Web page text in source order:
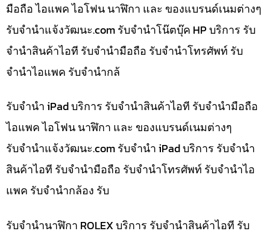
มือถือ ไอแพค ไอโฟน นาฬิกา และ ของแบรนด์เนมต่างๆ
รับจํานําแจ้งวัฒนะ.com รับจำนำโน๊ตบุ๊ค HP บริการ รับ
จำนำสินค้าไอที รับจำนำมือถือ รับจำนำโทรศัพท์ รับ
จำนำไอแพค รับจำนำกล้
รับจำนำ iPad บริการ รับจำนำสินค้าไอที รับจำนำมือถือ
ไอแพค ไอโฟน นาฬิกา และ ของแบรนด์เนมต่างๆ
รับจํานําแจ้งวัฒนะ.com รับจำนำ iPad บริการ รับจำนำ
สินค้าไอที รับจำนำมือถือ รับจำนำโทรศัพท์ รับจำนำไอ
แพค รับจำนำกล้อง รับ
รับจำนำนาฬิกา ROLEX บริการ รับจำนำสินค้าไอที รับ